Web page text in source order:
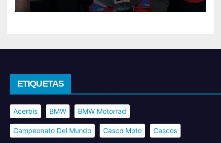
ETIQUETAS
Acerbis BMW BMW Motorrad
Campeonato Del Mundo Casco Moto Cascos